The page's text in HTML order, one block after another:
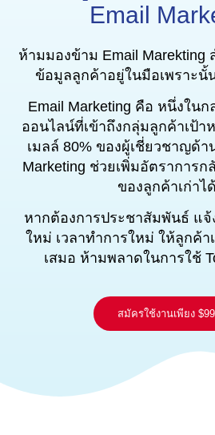
Email
ห้ามมองข้าม Email Marekting
ข้อมูลลูกค้าอยู่ในมือเพราะ
Email Marketing คือ หนึ่งใน
ออนไลน์ที่เข้าถึงกลุ่มลูกค้าเป้า
เมลล์ 80% ของผู้เชี่ยวชาญด้า
Marketing ช่วยเพิ่มอัตราการก
ของลูกค้าเก่าไ
หากต้องการประชาสัมพันธ์ แ
ใหม่ เวลาทำการใหม่ ให้ลูกค้า
เสมอ ห้ามพลาดในการใช้
สมัครใช้งานเพียง